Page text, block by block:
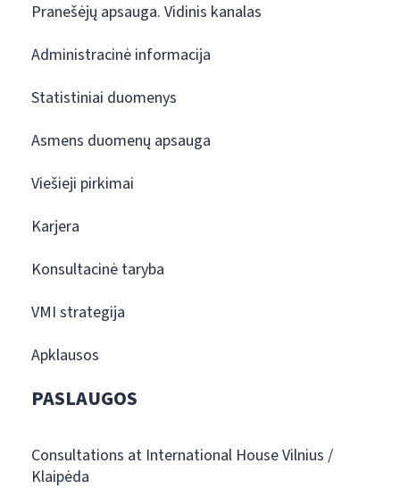
Pranešėjų apsauga. Vidinis kanalas
Administracinė informacija
Statistiniai duomenys
Asmens duomenų apsauga
Viešieji pirkimai
Karjera
Konsultacinė taryba
VMI strategija
Apklausos
PASLAUGOS
Consultations at International House Vilnius /
Klaipėda